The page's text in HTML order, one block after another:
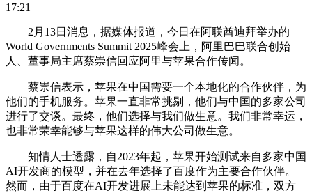
17:21
2月13日消息，据媒体报道，今日在阿联酋迪拜举办的
World Governments Summit 2025峰会上，阿里巴巴联合创始
人、董事局主席蔡崇信回应阿里与苹果合作传闻。
蔡崇信表示，苹果在中国需要一个本地化的合作伙伴，为
他们的手机服务。苹果一直非常挑剔，他们与中国的多家公司
进行了交谈。最终，他们选择与我们做生意。我们非常幸运，
也非常荣幸能够与苹果这样的伟大公司做生意。
知情人士透露，自2023年起，苹果开始测试来自多家中国
AI开发商的模型，并在去年选择了百度作为主要合作伙伴。
然而，由于百度在AI开发进展上未能达到苹果的标准，双方